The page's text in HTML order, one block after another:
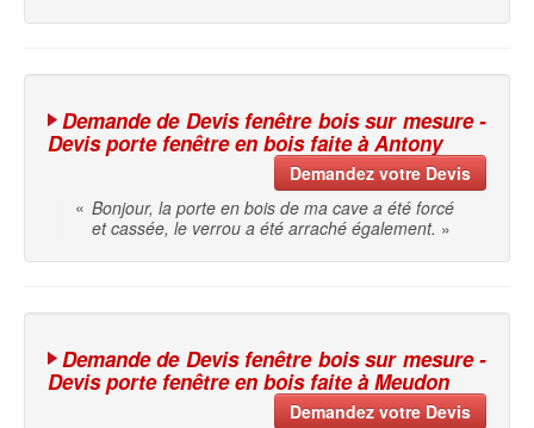
Demande de Devis fenêtre bois sur mesure -
Devis porte fenêtre en bois faite à Antony
Demandez votre Devis
« Bonjour, la porte en bois de ma cave a été forcé
et cassée, le verrou a été arraché également. »
Demande de Devis fenêtre bois sur mesure -
Devis porte fenêtre en bois faite à Meudon
Demandez votre Devis